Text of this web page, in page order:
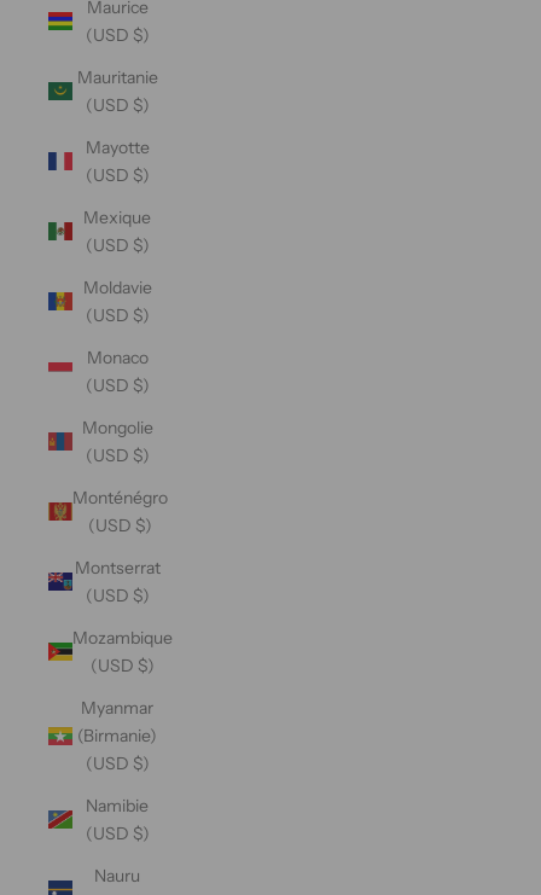
Maurice
(USD $)
Mauritanie
(USD $)
Mayotte
(USD $)
Mexique
(USD $)
Moldavie
(USD $)
Monaco
(USD $)
Mongolie
(USD $)
Monténégro
(USD $)
Montserrat
(USD $)
Mozambique
(USD $)
Myanmar
(Birmanie)
(USD $)
Namibie
(USD $)
Nauru